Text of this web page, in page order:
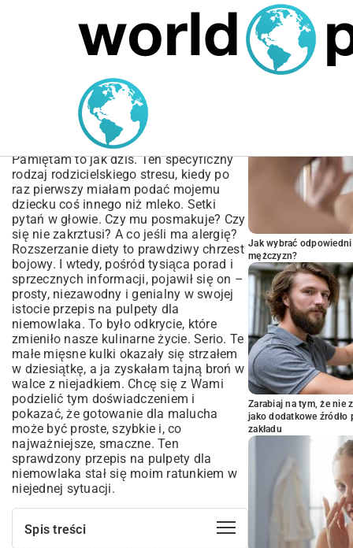
MARIUSZ ŁAMAGA 06.10.2025
Przepis na pulpety dla
niemowlaka: Zdrowy start
w rozszerzanie diety
Pamiętam to jak dziś. Ten specyficzny
rodzaj rodzicielskiego stresu, kiedy po
raz pierwszy miałam podać mojemu
dziecku coś innego niż mleko. Setki
pytań w głowie. Czy mu posmakuje? Czy
się nie zakrztusi? A co jeśli ma alergię?
Rozszerzanie diety to prawdziwy chrzest
bojowy. I wtedy, pośród tysiąca porad i
sprzecznych informacji, pojawił się on –
prosty, niezawodny i genialny w swojej
istocie przepis na pulpety dla
niemowlaka. To było odkrycie, które
zmieniło nasze kulinarne życie. Serio. Te
małe mięsne kulki okazały się strzałem
w dziesiątkę, a ja zyskałam tajną broń w
walce z niejadkiem. Chcę się z Wami
podzielić tym doświadczeniem i
pokazać, że gotowanie dla malucha
może być proste, szybkie i, co
najważniejsze, smaczne. Ten
sprawdzony przepis na pulpety dla
niemowlaka stał się moim ratunkiem w
niejednej sytuacji.
Spis treści
Jak wybrać
mężczyzn?
Zarabiaj na tym, że nie
jako dodatkowe
zakładu